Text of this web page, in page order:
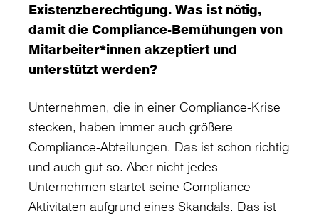
Existenzberechtigung. Was ist nötig,
damit die Compliance-Bemühungen von
Mitarbeiter*innen akzeptiert und
unterstützt werden?
Unternehmen, die in einer Compliance-Krise
stecken, haben immer auch größere
Compliance-Abteilungen. Das ist schon richtig
und auch gut so. Aber nicht jedes
Unternehmen startet seine Compliance-
Aktivitäten aufgrund eines Skandals. Das ist